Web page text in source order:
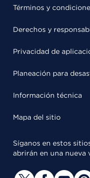
Términos y
Derechos y
Privacidad de
Planeación para
Información técnica
Mapa del sitio
Síganos en estos
abrirán en una nueva